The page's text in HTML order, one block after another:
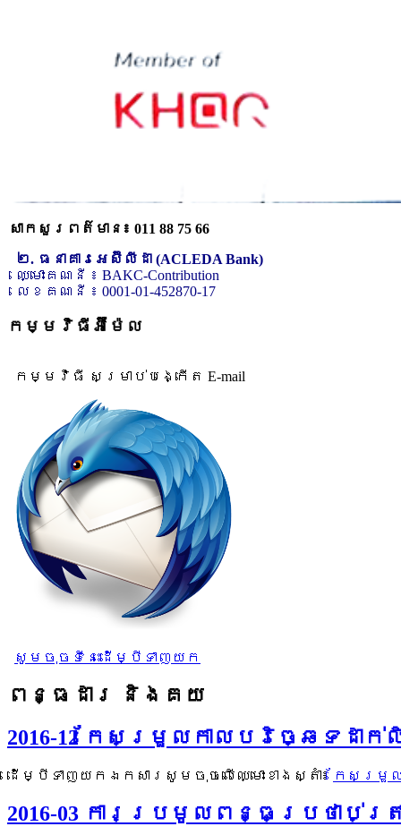
សាកសួរពត៌មាន៖ 011 88 75 66
២. ធនាគារអេស៊ីលីដា (ACLEDA Bank)
ឈ្មោះគណនី ៖ BAKC-Contribution
លេខគណនី ៖ 0001-01-452870-17
កម្មវិធីអ៊ីម៉ែល
កម្មវិធី សម្រាប់បង្កើត E-mail
សូមចុចទីនេះដើម្បីទាញយក
ពន្ធដារ និងគយ
2016-12 កែសម្រួលកាលបរិច្ឆេទដ
ដើម្បីទាញយកឯកសារសូមចុចលើឈ្មោះខាងស្តាំ៖ កែសម្រួ
2016-03 ការប្រមូលពន្ធប្រថាប់ត្